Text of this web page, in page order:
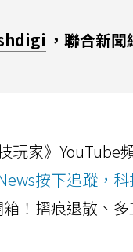
，聯合新聞
玩家》YouTube
按下追蹤，科
！摺痕退散、